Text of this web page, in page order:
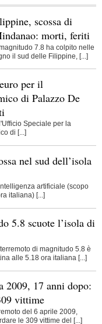
scossa di
morti, feriti
7.8 ha colpito nelle
il sud delle Filippine, [...]
per il
di Palazzo De
Speciale per la
di [...]
nel sud dell’isola
artificiale (scopo
italiana) [...]
5.8 scuote l’isola di
di magnitudo 5.8 è
alle 5.18 ora italiana [...]
2009, 17 anni dopo:
vittime
del 6 aprile 2009,
le 309 vittime del [...]